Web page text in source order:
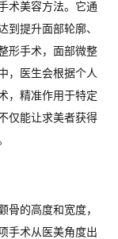
术美容方法。它通
到提升面部轮廓、
形手术，面部微整
，医生会根据个人
，精准作用于特定
仅能让求美者获得
骨的高度和宽度，
手术从医美角度出